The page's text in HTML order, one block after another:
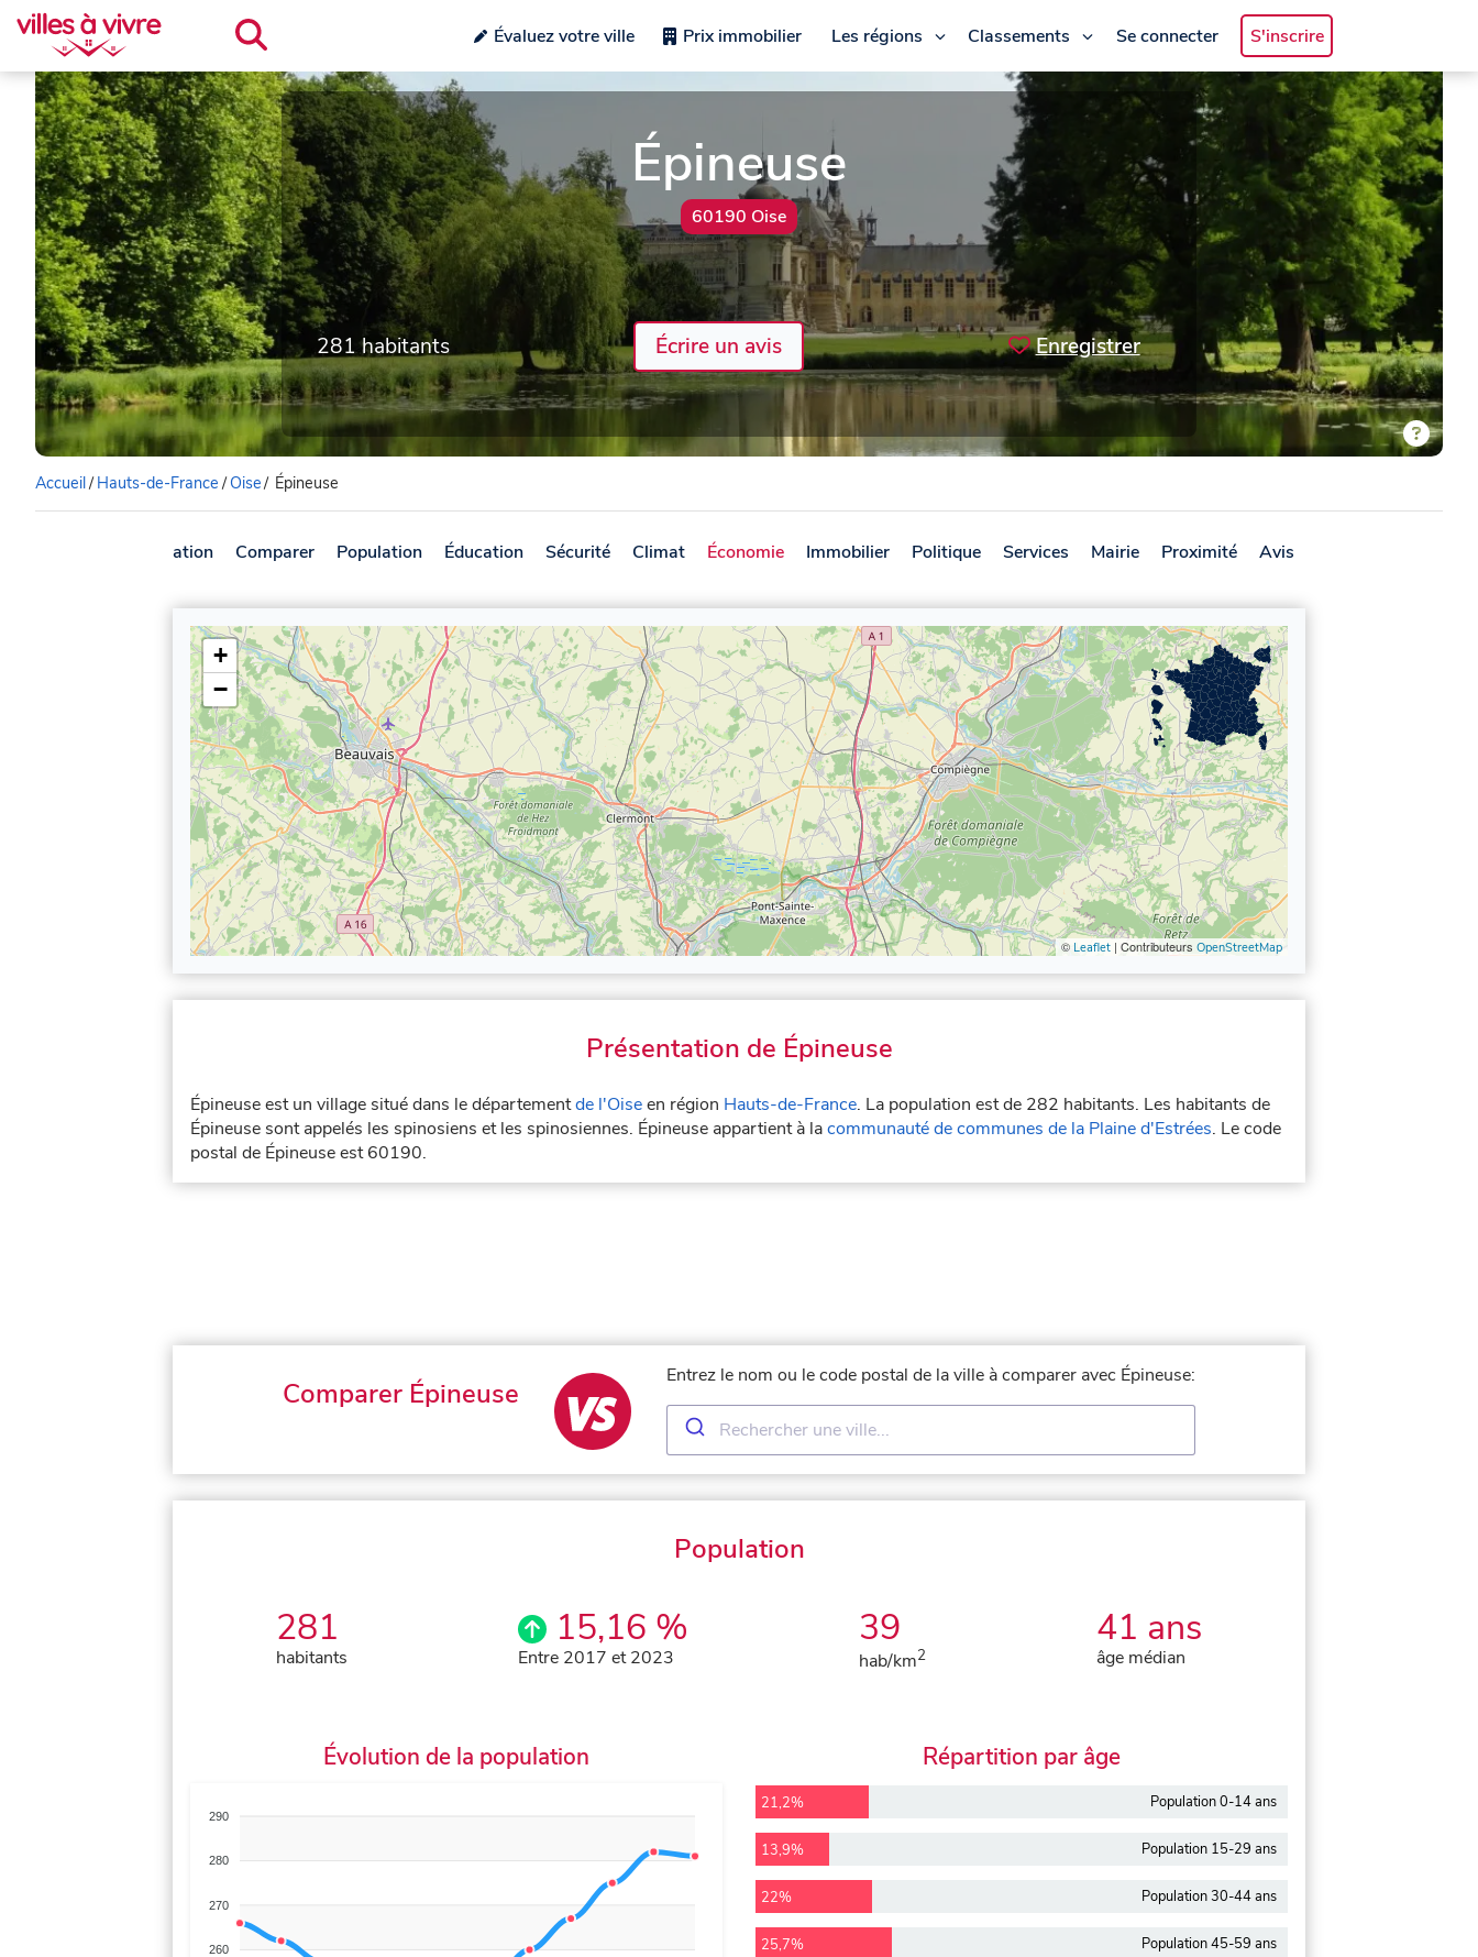
Évaluez votre ville Prix immobilier Les régions Classements Se connecter S'inscrire
Épineuse
60190 Oise
281 habitants Écrire un avis Enregistrer
Accueil/ Hauts-de-France/Oise/ Épineuse
Présentation Comparer Population Éducation Sécurité Climat Économie Immobilier Politique Services Mairie Proximité Avis
+
−
© Leaflet | Contributeurs OpenStreetMap
Présentation de Épineuse
Épineuse est un village situé dans le départementde l'Oiseen région Hauts-de-France. La population est de 282 habitants. Les habitants de
Épineuse sont appelés les spinosiens et les spinosiennes. Épineuse appartient à lacommunauté de communes de la Plaine d'Estrées. Le code
postal de Épineuse est 60190.
Comparer Épineuse
Entrez le nom ou le code postal de la ville à comparer avec Épineuse:
Population
281
habitants
15,16 %
Entre 2017 et 2023
39
hab/km2
41 ans
âge médian
Évolution de la population
290
280
270
260
Répartition par âge
21,2% Population 0-14 ans
13,9% Population 15-29 ans
22% Population 30-44 ans
25,7% Population 45-59 ans